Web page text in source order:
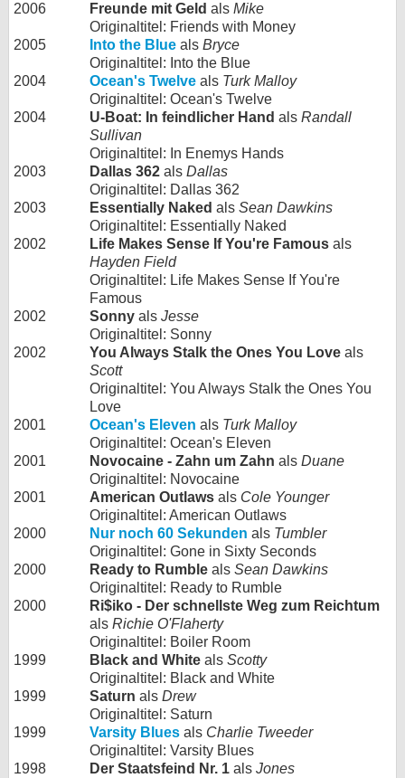
2006
Freunde mit Geld als Mike
Originaltitel: Friends with Money
2005
Into the Blue als Bryce
Originaltitel: Into the Blue
2004
Ocean's Twelve als Turk Malloy
Originaltitel: Ocean's Twelve
2004
U-Boat: In feindlicher Hand als Randall
Sullivan
Originaltitel: In Enemys Hands
2003
Dallas 362 als Dallas
Originaltitel: Dallas 362
2003
Essentially Naked als Sean Dawkins
Originaltitel: Essentially Naked
2002
Life Makes Sense If You're Famous als
Hayden Field
Originaltitel: Life Makes Sense If You're
Famous
2002
Sonny als Jesse
Originaltitel: Sonny
2002
You Always Stalk the Ones You Love als
Scott
Originaltitel: You Always Stalk the Ones You
Love
2001
Ocean's Eleven als Turk Malloy
Originaltitel: Ocean's Eleven
2001
Novocaine - Zahn um Zahn als Duane
Originaltitel: Novocaine
2001
American Outlaws als Cole Younger
Originaltitel: American Outlaws
2000
Nur noch 60 Sekunden als Tumbler
Originaltitel: Gone in Sixty Seconds
2000
Ready to Rumble als Sean Dawkins
Originaltitel: Ready to Rumble
2000
Ri$iko - Der schnellste Weg zum Reichtum
als Richie O'Flaherty
Originaltitel: Boiler Room
1999
Black and White als Scotty
Originaltitel: Black and White
1999
Saturn als Drew
Originaltitel: Saturn
1999
Varsity Blues als Charlie Tweeder
Originaltitel: Varsity Blues
1998
Der Staatsfeind Nr. 1 als Jones